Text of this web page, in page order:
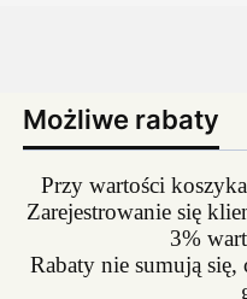
Możliwe rabaty
Przy wartości
Zarejestrowanie się
3%
Rabaty nie sumują